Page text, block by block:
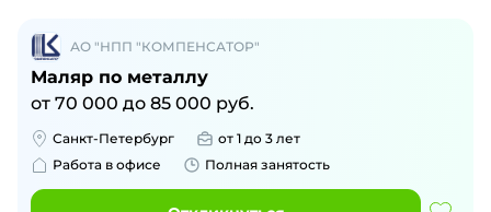
АО "НПП "КОМПЕНСАТОР"
Маляр по металлу
от 70 000 до 85 000 руб.
Санкт-Петербург
от 1 до 3 лет
Работа в офисе
Полная занятость